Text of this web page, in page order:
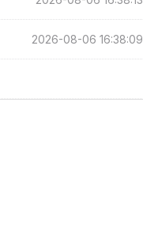
2026-08-06 16:38:09